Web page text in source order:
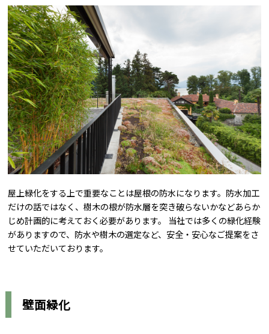
屋上緑化をする上で重要なことは屋根の防水になります。防水加工
だけの話ではなく、樹木の根が防水層を突き破らないかなどあらか
じめ計画的に考えておく必要があります。 当社では多くの緑化経験
がありますので、防水や樹木の選定など、安全・安心なご提案をさ
せていただいております。
壁面緑化